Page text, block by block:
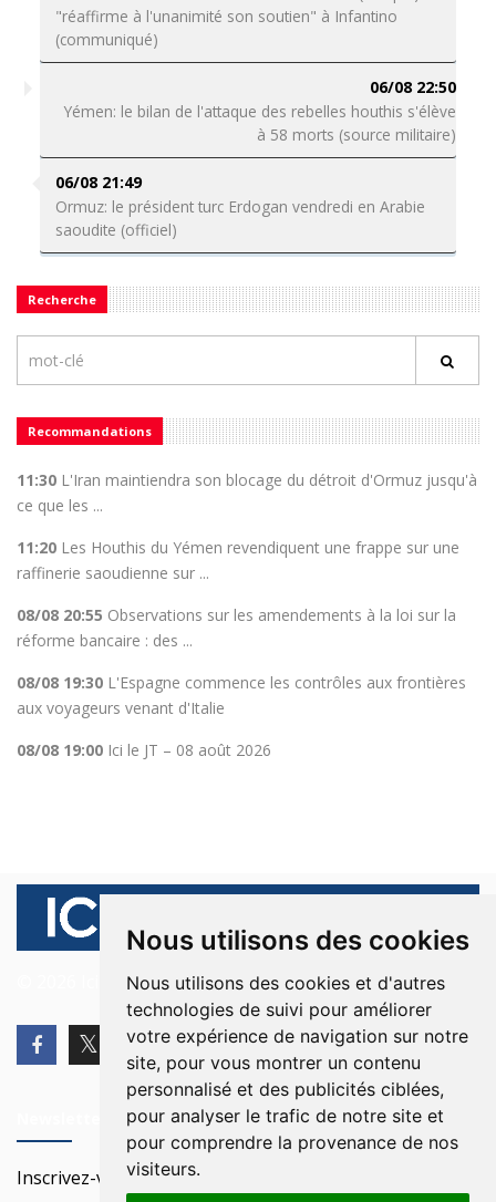
Nous utilisons des cookies
Nous utilisons des cookies et d'autres
technologies de suivi pour améliorer
votre expérience de navigation sur notre
site, pour vous montrer un contenu
personnalisé et des publicités ciblées,
pour analyser le trafic de notre site et
pour comprendre la provenance de nos
visiteurs.
"réaffirme à l'unanimité son soutien" à Infantino
(communiqué)
06/08 22:50
Yémen: le bilan de l'attaque des rebelles houthis s'élève
à 58 morts (source militaire)
06/08 21:49
Ormuz: le président turc Erdogan vendredi en Arabie
saoudite (officiel)
Recherche
Recommandations
11:30 L'Iran maintiendra son blocage du détroit d'Ormuz jusqu'à
ce que les ...
11:20 Les Houthis du Yémen revendiquent une frappe sur une
raffinerie saoudienne sur ...
08/08 20:55 Observations sur les amendements à la loi sur la
réforme bancaire : des ...
08/08 19:30 L'Espagne commence les contrôles aux frontières
aux voyageurs venant d'Italie
08/08 19:00 Ici le JT – 08 août 2026
© 2026 Ici Beyrouth. Tous les droits sont réservés.
Inscrivez-vous à notre Newsletter